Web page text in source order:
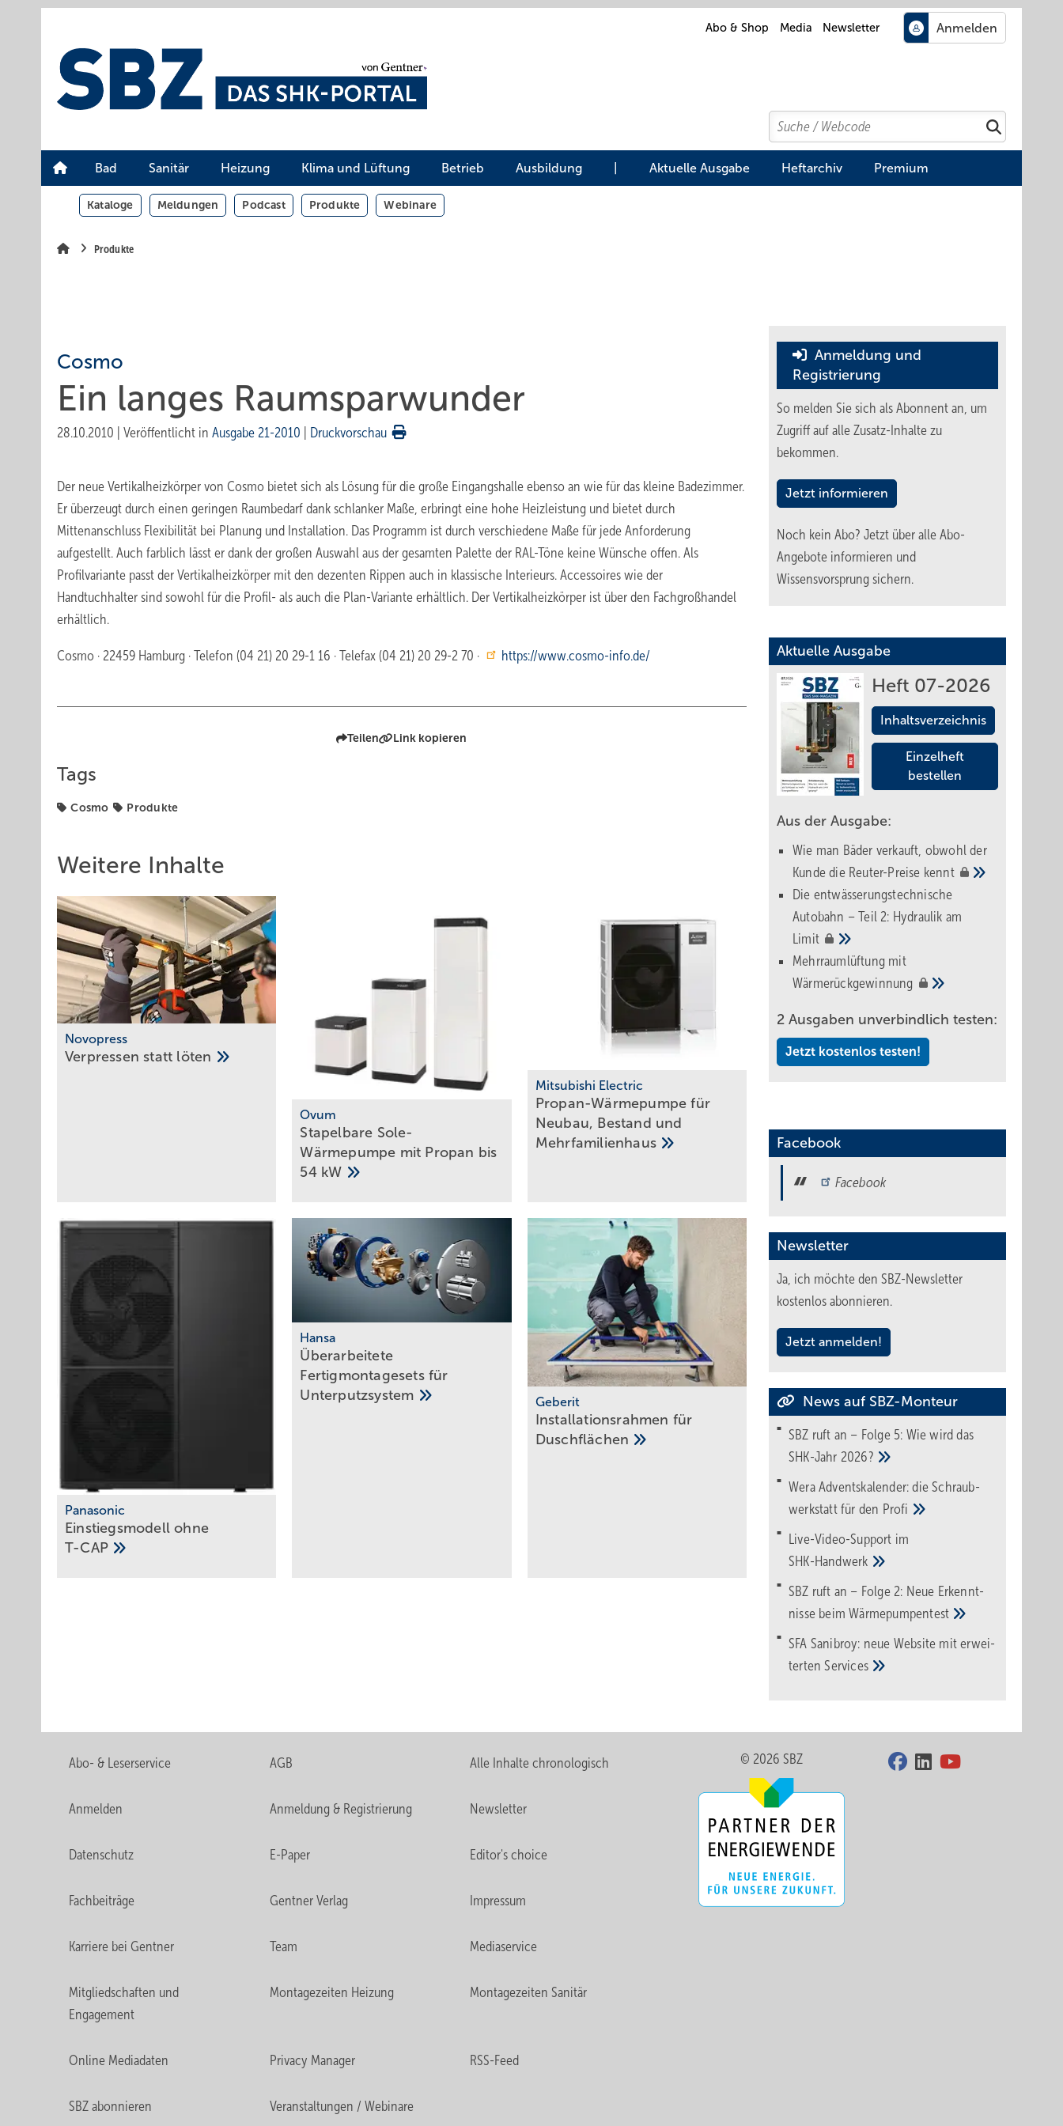
Abo & Shop Media Newsletter
Search
Suchen
Bad Sanitär Heizung Klima und Lüftung Betrieb Ausbildung Aktuelle Ausgabe Heftarchiv Premium
Kataloge Meldungen Podcast Produkte Webinare
Produkte
Cosmo
Ein langes Raum­sparwunder
28.10.2010 Veröffentlicht in Ausgabe 21-2010 Druckvorschau
Der neue Vertikalheizkörper von Cosmo bietet sich als Lösung für die große Eingangshalle ebenso an wie für das kleine Badezimmer.
Er überzeugt durch einen geringen Raumbedarf dank schlanker Maße, erbringt eine hohe Heizleistung und bietet durch
Mittenanschluss Flexibilität bei Planung und Installation. Das Programm ist durch verschiedene Maße für jede Anforderung
aufgestellt. Auch farblich lässt er dank der großen Auswahl aus der gesamten Palette der RAL-Töne keine Wünsche offen. Als
Profilvariante passt der Vertikalheizkörper mit den dezenten Rippen auch in klassische Interieurs. Accessoires wie der
Handtuchhalter sind sowohl für die Profil- als auch die Plan-Variante erhältlich. Der Vertikalheizkörper ist über den Fachgroßhandel
erhältlich.
Cosmo · 22459 Hamburg · Telefon (04 21) 20 29-1 16 · Telefax (04 21) 20 29-2 70 · https://www.cosmo-info.de/
Teilen Link kopieren
Tags
Cosmo Produkte
Weitere Inhalte
Novopress
Verpressen statt löten
Ovum
Stapelbare Sole-
Wärmepumpe mit Propan bis
54 kW
Mitsubishi Electric
Propan-Wärmepumpe für
Neubau, Bestand und
Mehrfamilienhaus
Panasonic
Einstiegsmodell ohne
T-CAP
Hansa
Überarbeitete
Fertigmontagesets für
Unterputzsystem
Geberit
Installationsrahmen für
Duschflächen
Anmeldung und
Registrierung
So melden Sie sich als Abonnent an, um
Zugriff auf alle Zusatz-Inhalte zu
bekommen.
Jetzt informieren
Noch kein Abo? Jetzt über alle Abo-
Angebote informieren und
Wissensvorsprung sichern.
Aktuelle Ausgabe
Heft 07-2026
Inhaltsverzeichnis
Einzelheft
bestellen
Aus der Ausgabe:
Wie man Bäder verkauft, obwohl der
Kunde die Reuter-Preise kennt
Die entwässerungstechnische
Autobahn – Teil 2: Hydraulik am
Limit
Mehrraumlüftung mit
Wärmerückgewinnung
2 Ausgaben unverbindlich testen:
Jetzt kostenlos testen!
Facebook
Facebook
Newsletter
Ja, ich möchte den SBZ-Newsletter
kostenlos abonnieren.
Jetzt anmelden!
News auf SBZ-Monteur
SBZ ruft an – Folge 5: Wie wird das
SHK-Jahr 2026?
Wera Adventskalender: die Schraub­
werk­statt für den Pro­fi
Live-Video-Support im
SHK-Handwerk
SBZ ruft an – Folge 2: Neue Erkennt­
nisse beimWärme­pumpen­test
SFA Sanibroy: neue Web­site mit erwei­
tertenServices
Abo- & Leserservice AGB Alle Inhalte chronologisch
Anmelden Anmeldung & Registrierung Newsletter
Datenschutz E-Paper Editor's choice
Fachbeiträge Gentner Verlag Impressum
Karriere bei Gentner Team Mediaservice
Mitgliedschaften und
Engagement
Montagezeiten Heizung Montagezeiten Sanitär
Online Mediadaten Privacy Manager RSS-Feed
SBZ abonnieren Veranstaltungen / Webinare
© 2026 SBZ